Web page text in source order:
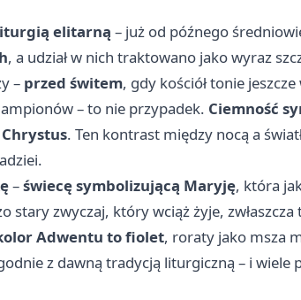
elitarną – już od późnego
, a udział w nich traktowano jako wyraz
– przed świtem, gdy kościół tonie jeszcze
– to nie przypadek. Ciemność
. Ten kontrast między nocą a
–świecę symbolizującą Maryję, która
stary zwyczaj, który wciąż żyje,
Adwentu to fiolet, roraty jako msza
z dawną tradycją liturgiczną – i wiele